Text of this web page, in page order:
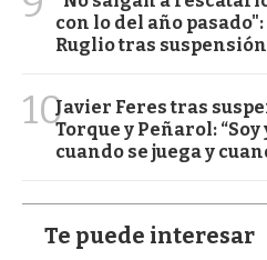
con lo del año
Ruglio tras suspensión
10Javier Feres tras
Torque y Peñarol:
cuando se juega y
Te puede interesar